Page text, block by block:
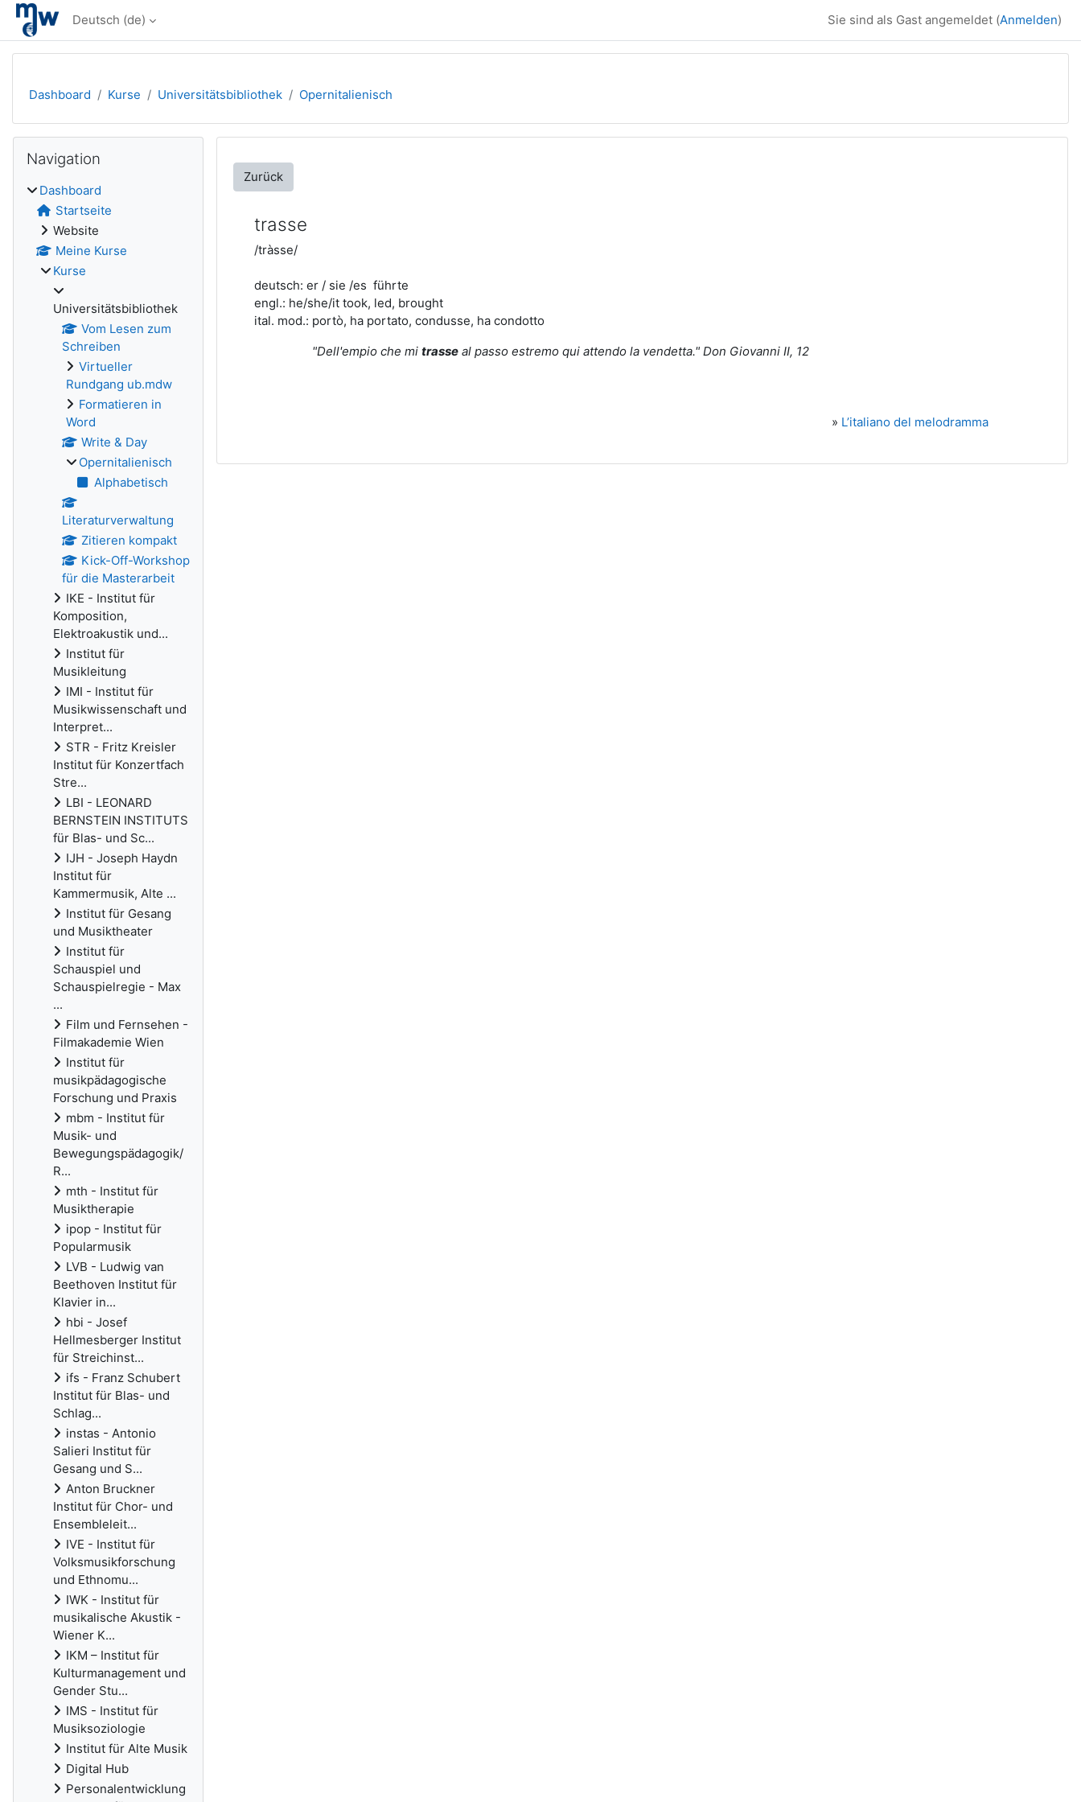
Zum Hauptinhalt
Deutsch ‎(de)‎ Sie sind als Gast angemeldet (Anmelden)
Dashboard Kurse Universitätsbibliothek Opernitalienisch
Zurück
trasse
/tràsse/
deutsch: er / sie /es führte
engl.: he/she/it took, led, brought
ital. mod.: portò, ha portato, condusse, ha condotto
"Dell'empio che mitrasse al passo estremoqui attendo la vendetta." Don Giovanni II, 12
» L’italiano del melodramma
Blöcke
Navigation
Dashboard
Startseite
Website
Meine Kurse
Kurse
Universitätsbibliothek
Vom Lesen zum
Schreiben
Virtueller
Rundgang ub.mdw
Formatieren in
Word
Write & Day
Opernitalienisch
Alphabetisch
Literaturverwaltung
Zitieren kompakt
Kick-Off-Workshop
für die Masterarbeit
IKE - Institut für
Komposition,
Elektroakustik und...
Institut für
Musikleitung
IMI - Institut für
Musikwissenschaft und
Interpret...
STR - Fritz Kreisler
Institut für Konzertfach
Stre...
LBI - LEONARD
BERNSTEIN INSTITUTS
für Blas- und Sc...
IJH - Joseph Haydn
Institut für
Kammermusik, Alte ...
Institut für Gesang
und Musiktheater
Institut für
Schauspiel und
Schauspielregie - Max
...
Film und Fernsehen -
Filmakademie Wien
Institut für
musikpädagogische
Forschung und Praxis
mbm - Institut für
Musik- und
Bewegungspädagogik/
R...
mth - Institut für
Musiktherapie
ipop - Institut für
Popularmusik
LVB - Ludwig van
Beethoven Institut für
Klavier in...
hbi - Josef
Hellmesberger Institut
für Streichinst...
ifs - Franz Schubert
Institut für Blas- und
Schlag...
instas - Antonio
Salieri Institut für
Gesang und S...
Anton Bruckner
Institut für Chor- und
Ensembleleit...
IVE - Institut für
Volksmusikforschung
und Ethnomu...
IWK - Institut für
musikalische Akustik -
Wiener K...
IKM – Institut für
Kulturmanagement und
Gender Stu...
IMS - Institut für
Musiksoziologie
Institut für Alte Musik
Digital Hub
Personalentwicklung